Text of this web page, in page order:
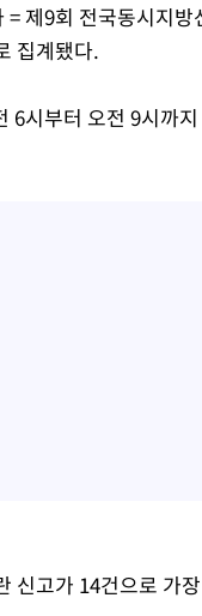
제9회 전국동시지
집계됐다.
6시부터 오전 9시까
신고가 14건으로 가